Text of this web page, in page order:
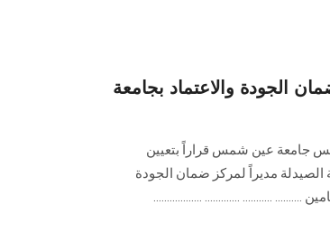
الجودة والاعتماد بجامعة
جامعة عين شمس قراراً بتعيين
الصيدلة مديراً لمركز ضمان الجودة